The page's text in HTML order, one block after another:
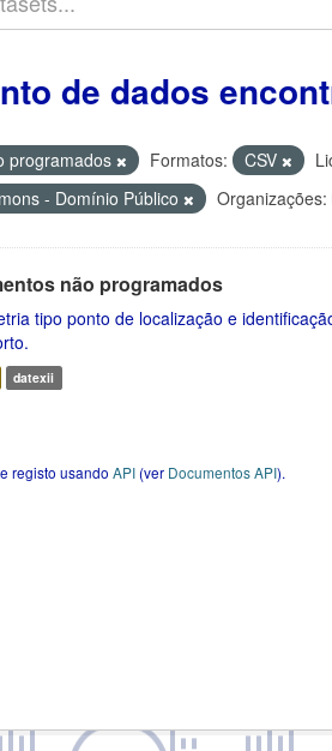
de dados
programados Formatos: CSV
- Domínio Público
Organizações:
não programados
tipo ponto de localização e
datexii
registo usando API(ver Documentos API).